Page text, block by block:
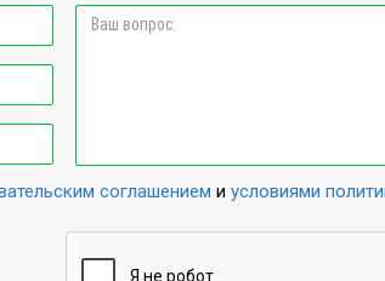
соглашением и условиями